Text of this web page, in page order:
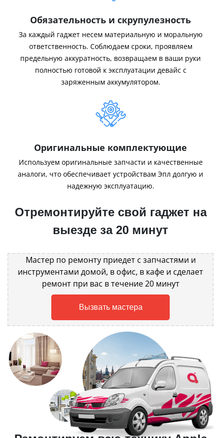
Обязательность и скрупулезность
За каждый гаджет несем материальную и моральную
ответственность. Соблюдаем сроки, проявляем
предельную аккуратность, возвращаем в ваши руки
полностью готовой к эксплуатации девайс с
заряженным аккумулятором.
Оригинальные комплектующие
Используем оригинальные запчасти и качественные
аналоги, что обеспечивает устройствам Эпл долгую и
надежную эксплуатацию.
Отремонтируйте свой гаджет на
выезде за 20 минут
Мастер по ремонту приедет с запчастями и
инструментами домой, в офис, в кафе и сделает
ремонт при вас в течение 20 минут
Вызвать мастера